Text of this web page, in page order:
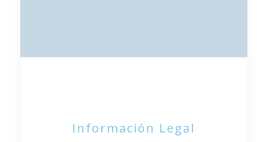
Información Legal